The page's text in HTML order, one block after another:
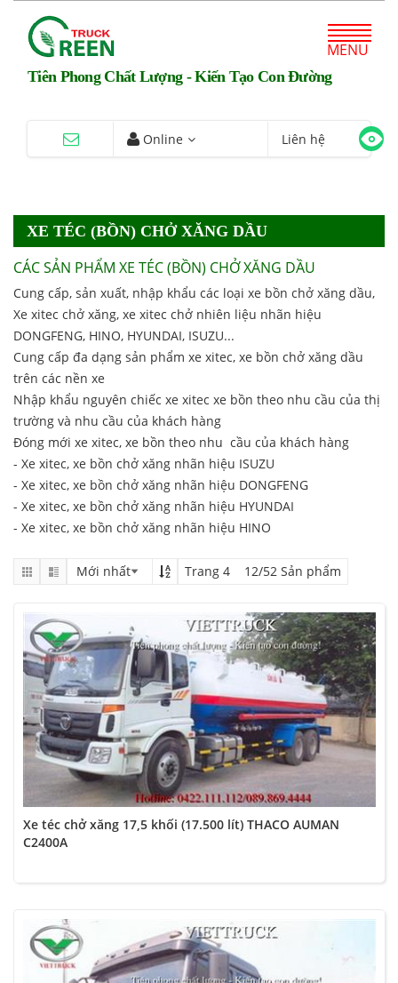
MENU
Tiên Phong Chất Lượng - Kiến Tạo Con Đường
Online Liên hệ
XE TÉC (BỒN) CHỞ XĂNG DẦU
CÁC SẢN PHẨM XE TÉC (BỒN) CHỞ XĂNG DẦU
Cung cấp, sản xuất, nhập khẩu các loại xe bồn chở xăng dầu,
Xe xitec chở xăng, xe xitec chở nhiên liệu nhãn hiệu
DONGFENG, HINO, HYUNDAI, ISUZU...
Cung cấp đa dạng sản phẩm xe xitec, xe bồn chở xăng dầu
trên các nền xe
Nhập khẩu nguyên chiếc xe xitec xe bồn theo nhu cầu của thị
trường và nhu cầu của khách hàng
Đóng mới xe xitec, xe bồn theo nhu cầu của khách hàng
- Xe xitec, xe bồn chở xăng nhãn hiệu ISUZU
- Xe xitec, xe bồn chở xăng nhãn hiệu DONGFENG
- Xe xitec, xe bồn chở xăng nhãn hiệu HYUNDAI
- Xe xitec, xe bồn chở xăng nhãn hiệu HINO
Trang 4 12/52 Sản phẩm
Xe téc chở xăng 17,5 khối (17.500 lít) THACO AUMAN
C2400A